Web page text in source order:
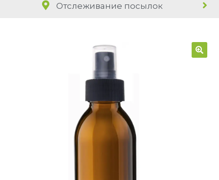
Отслеживание посылок